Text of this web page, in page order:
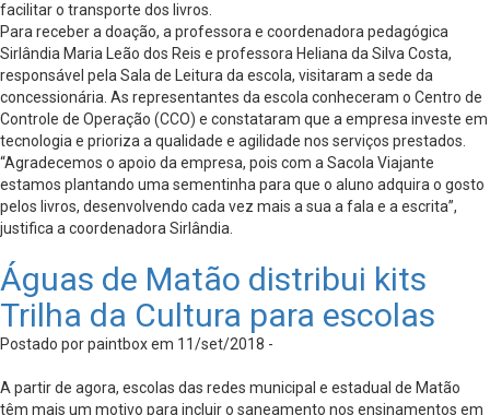
facilitar o transporte dos livros.
Para receber a doação, a professora e coordenadora pedagógica
Sirlândia Maria Leão dos Reis e professora Heliana da Silva Costa,
responsável pela Sala de Leitura da escola, visitaram a sede da
concessionária. As representantes da escola conheceram o Centro de
Controle de Operação (CCO) e constataram que a empresa investe em
tecnologia e prioriza a qualidade e agilidade nos serviços prestados.
“Agradecemos o apoio da empresa, pois com a Sacola Viajante
estamos plantando uma sementinha para que o aluno adquira o gosto
pelos livros, desenvolvendo cada vez mais a sua a fala e a escrita”,
justifica a coordenadora Sirlândia.
Águas de Matão distribui kits
Trilha da Cultura para escolas
Postado por paintbox em 11/set/2018 -
A partir de agora, escolas das redes municipal e estadual de Matão
têm mais um motivo para incluir o saneamento nos ensinamentos em